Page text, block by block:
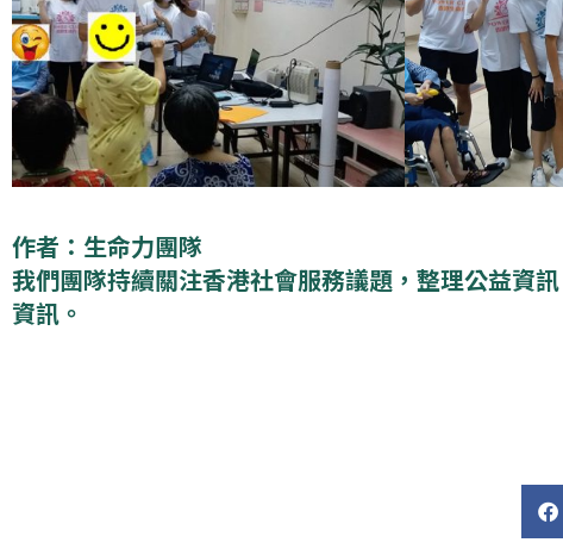
作者：生命力團隊
我們團隊持續關注香港社會服務議題，整理公益資
資訊。